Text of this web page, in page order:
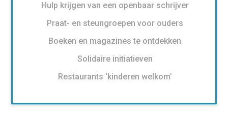
Hulp krijgen van een openbaar schrijver
Praat- en steungroepen voor ouders
Boeken en magazines te ontdekken
Solidaire initiatieven
Restaurants ‘kinderen welkom’